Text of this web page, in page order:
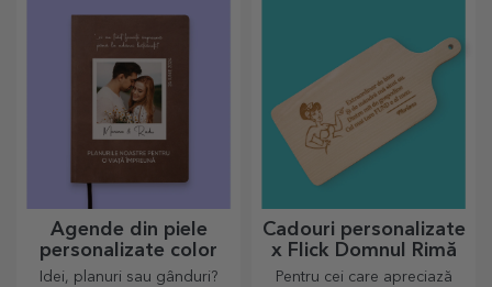
Agende din piele
personalizate color
Idei, planuri sau gânduri?
Cadouri personalizate
x Flick Domnul Rimă
Pentru cei care apreciază